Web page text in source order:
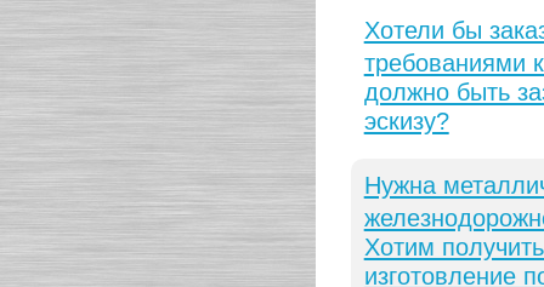
Хотели бы
требованиями
должно быть
эскизу?
Нужна
Хотим
изготовление